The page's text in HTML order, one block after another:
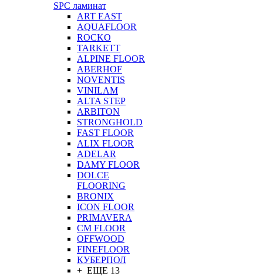
SPC ламинат
ART EAST
AQUAFLOOR
ROCKO
TARKETT
ALPINE FLOOR
ABERHOF
NOVENTIS
VINILAM
ALTA STEP
ARBITON
STRONGHOLD
FAST FLOOR
ALIX FLOOR
ADELAR
DAMY FLOOR
DOLCE
FLOORING
BRONIX
ICON FLOOR
PRIMAVERA
CM FLOOR
OFFWOOD
FINEFLOOR
КУБЕРПОЛ
+ ЕЩЕ 13